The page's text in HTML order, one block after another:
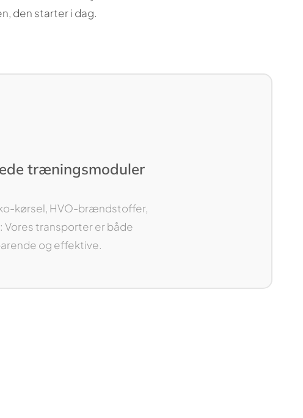
den starter i dag.
træningsmoduler
kørsel, HVO-brændstoffer,
transporter er både
og effektive.